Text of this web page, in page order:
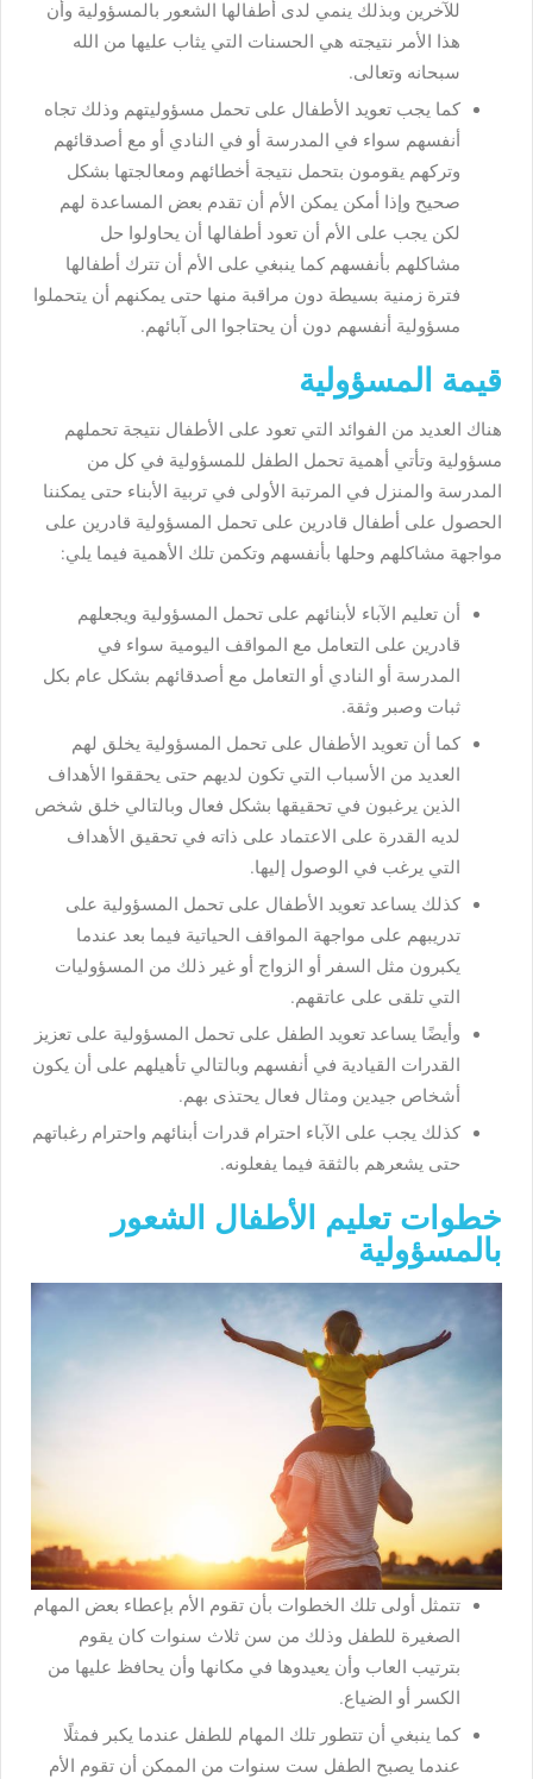
للآخرين وبذلك ينمي لدى أطفالها الشعور بالمسؤولية وأن
هذا الأمر نتيجته هي الحسنات التي يثاب عليها من الله
سبحانه وتعالى.
كما يجب تعويد الأطفال على تحمل مسؤوليتهم وذلك تجاه
أنفسهم سواء في المدرسة أو في النادي أو مع أصدقائهم
وتركهم يقومون بتحمل نتيجة أخطائهم ومعالجتها بشكل
صحيح وإذا أمكن يمكن الأم أن تقدم بعض المساعدة لهم
لكن يجب على الأم أن تعود أطفالها أن يحاولوا حل
مشاكلهم بأنفسهم كما ينبغي على الأم أن تترك أطفالها
فترة زمنية بسيطة دون مراقبة منها حتى يمكنهم أن يتحملوا
مسؤولية أنفسهم دون أن يحتاجوا الى آبائهم.
قيمة المسؤولية
هناك العديد من الفوائد التي تعود على الأطفال نتيجة تحملهم
مسؤولية وتأتي أهمية تحمل الطفل للمسؤولية في كل من
المدرسة والمنزل في المرتبة الأولى في تربية الأبناء حتى يمكننا
الحصول على أطفال قادرين على تحمل المسؤولية قادرين على
مواجهة مشاكلهم وحلها بأنفسهم وتكمن تلك الأهمية فيما يلي:
أن تعليم الآباء لأبنائهم على تحمل المسؤولية ويجعلهم
قادرين على التعامل مع المواقف اليومية سواء في
المدرسة أو النادي أو التعامل مع أصدقائهم بشكل عام بكل
ثبات وصبر وثقة.
كما أن تعويد الأطفال على تحمل المسؤولية يخلق لهم
العديد من الأسباب التي تكون لديهم حتى يحققوا الأهداف
الذين يرغبون في تحقيقها بشكل فعال وبالتالي خلق شخص
لديه القدرة على الاعتماد على ذاته في تحقيق الأهداف
التي يرغب في الوصول إليها.
كذلك يساعد تعويد الأطفال على تحمل المسؤولية على
تدريبهم على مواجهة المواقف الحياتية فيما بعد عندما
يكبرون مثل السفر أو الزواج أو غير ذلك من المسؤوليات
التي تلقى على عاتقهم.
وأيضًا يساعد تعويد الطفل على تحمل المسؤولية على تعزيز
القدرات القيادية في أنفسهم وبالتالي تأهيلهم على أن يكون
أشخاص جيدين ومثال فعال يحتذى بهم.
كذلك يجب على الآباء احترام قدرات أبنائهم واحترام رغباتهم
حتى يشعرهم بالثقة فيما يفعلونه.
خطوات تعليم الأطفال الشعور
بالمسؤولية
تتمثل أولى تلك الخطوات بأن تقوم الأم بإعطاء بعض المهام
الصغيرة للطفل وذلك من سن ثلاث سنوات كان يقوم
بترتيب العاب وأن يعيدوها في مكانها وأن يحافظ عليها من
الكسر أو الضياع.
كما ينبغي أن تتطور تلك المهام للطفل عندما يكبر فمثلًا
عندما يصبح الطفل ست سنوات من الممكن أن تقوم الأم